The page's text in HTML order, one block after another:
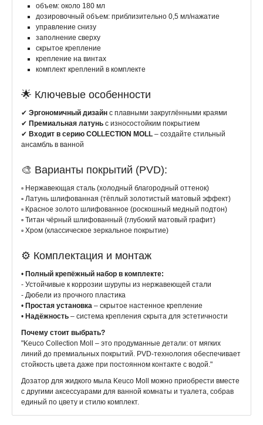
объем: около 180 мл
дозировочный объем: приблизительно 0,5 мл/нажатие
управление снизу
заполнение сверху
скрытое крепление
крепление на винтах
комплект креплений в комплекте
🌟 Ключевые особенности
✔ Эргономичный дизайн с плавными закруглёнными краями
✔ Премиальная латунь с износостойким покрытием
✔ Входит в серию COLLECTION MOLL – создайте стильный
ансамбль в ванной
🎨 Варианты покрытий (PVD):
▫️ Нержавеющая сталь (холодный благородный оттенок)
▫️ Латунь шлифованная (тёплый золотистый матовый эффект)
▫️ Красное золото шлифованное (роскошный медный подтон)
▫️ Титан чёрный шлифованный (глубокий матовый графит)
▫️ Хром (классическое зеркальное покрытие)
⚙️ Комплектация и монтаж
• Полный крепёжный набор в комплекте:
- Устойчивые к коррозии шурупы из нержавеющей стали
- Дюбели из прочного пластика
• Простая установка – скрытое настенное крепление
• Надёжность – система крепления скрыта для эстетичности
Почему стоит выбрать?
"Keuco Collection Moll – это продуманные детали: от мягких
линий до премиальных покрытий. PVD-технология обеспечивает
стойкость цвета даже при постоянном контакте с водой."
Дозатор для жидкого мыла Keuco Moll можно приобрести вместе
с другими аксессуарами для ванной комнаты и туалета, собрав
единый по цвету и стилю комплект.